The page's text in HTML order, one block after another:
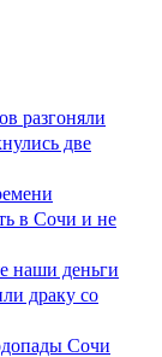
разгоняли
две
в Сочи и не
наши деньги
драку со
Сочи